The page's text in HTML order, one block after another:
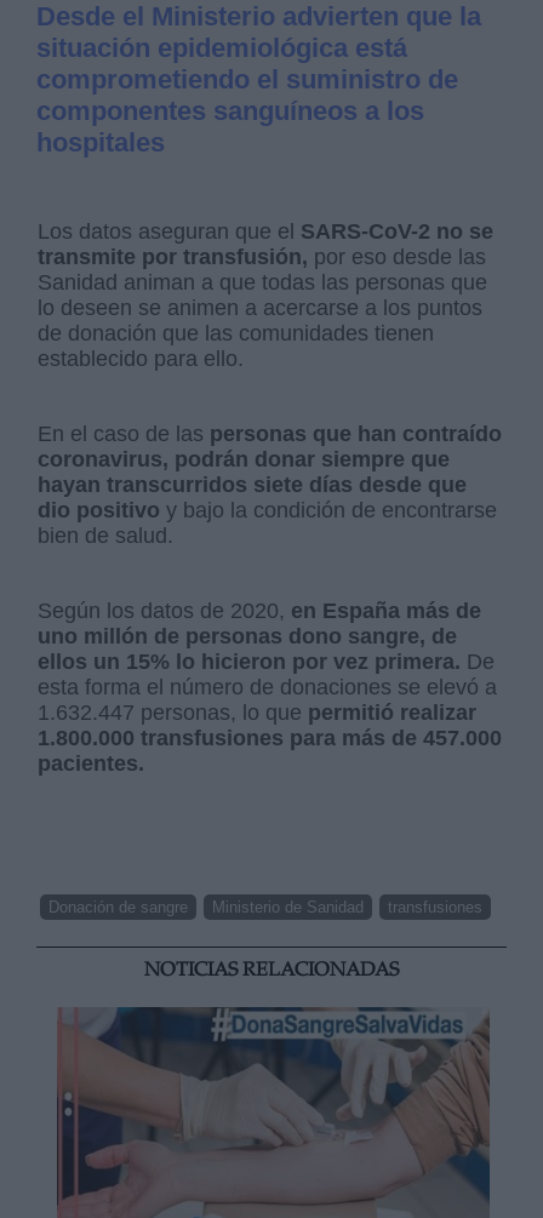
Desde el Ministerio advierten que la
situación epidemiológica está
comprometiendo el suministro de
componentes sanguíneos a los
hospitales
Los datos aseguran que el SARS-CoV-2 no se
transmite por transfusión, por eso desde las
Sanidad animan a que todas las personas que
lo deseen se animen a acercarse a los puntos
de donación que las comunidades tienen
establecido para ello.
En el caso de las personas que han contraído
coronavirus, podrán donar siempre que
hayan transcurridos siete días desde que
dio positivo y bajo la condición de encontrarse
bien de salud.
Según los datos de 2020, en España más de
uno millón de personas dono sangre, de
ellos un 15% lo hicieron por vez primera. De
esta forma el número de donaciones se elevó a
1.632.447 personas, lo que permitió realizar
1.800.000 transfusiones para más de 457.000
pacientes.
Donación de sangre Ministerio de Sanidad transfusiones
NOTICIAS RELACIONADAS